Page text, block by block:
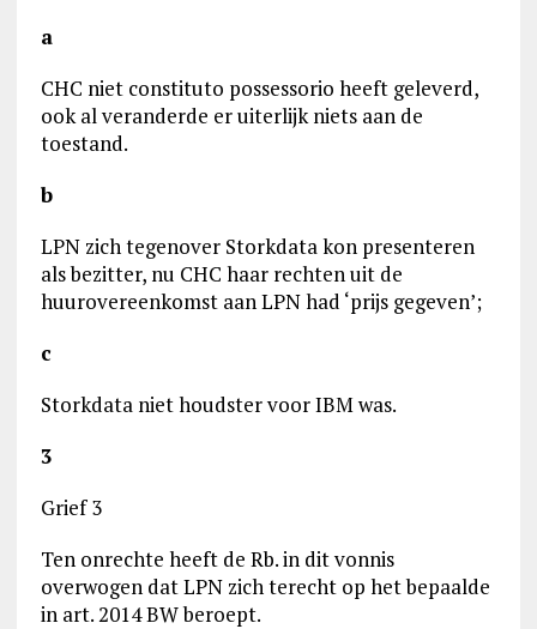
a
CHC niet constituto possessorio heeft geleverd,
ook al veranderde er uiterlijk niets aan de
toestand.
b
LPN zich tegenover Storkdata kon presenteren
als bezitter, nu CHC haar rechten uit de
huurovereenkomst aan LPN had ‘prijs gegeven’;
c
Storkdata niet houdster voor IBM was.
3
Grief 3
Ten onrechte heeft de Rb. in dit vonnis
overwogen dat LPN zich terecht op het bepaalde
in art. 2014 BW beroept.